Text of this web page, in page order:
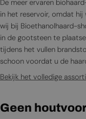
De meer ervaren
in het reservoir, omdat
wij bij Bioethanolhaard-
in de gootsteen te
tijdens het vullen
schoon voordat u de
Bekijk het volledige
Geen